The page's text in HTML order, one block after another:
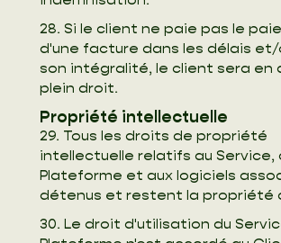
28. Si le client ne paie pas le
d'une facture dans les délais et/
son intégralité, le client sera en
plein droit.
Propriété intellectuelle
29. Tous les droits de propriété
intellectuelle relatifs au Service,
Plateforme et aux logiciels
détenus et restent la propriété
30. Le droit d'utilisation du